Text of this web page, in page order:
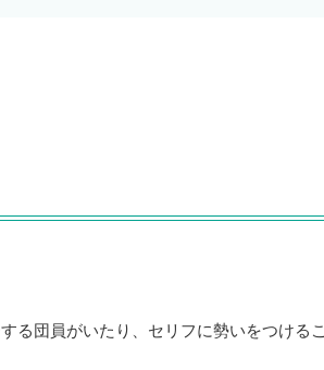
る団員がいたり、セリフに勢いをつけるこ